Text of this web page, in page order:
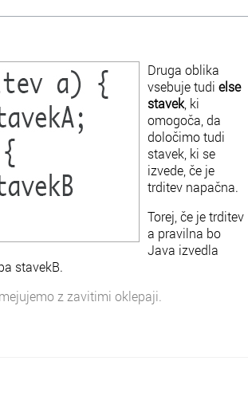
Druga oblika
vsebuje tudi else
stavek , ki
omogoča, da
določimo tudi
stavek, ki se
izvede, če je
trditev napačna.
Torej, če je trditev
a pravilna bo
Java izvedla
stavekB.
z zavitimi oklepaji.